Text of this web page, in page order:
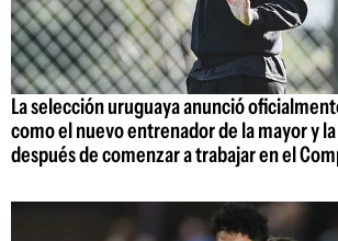
La selección uruguaya anunció
como el nuevo entrenador de la mayor y
después de comenzar a trabajar en el